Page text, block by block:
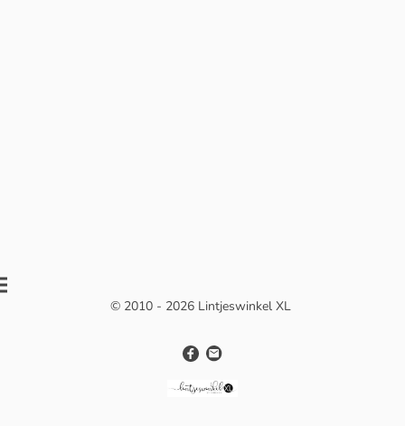
© 2010 - 2026 Lintjeswinkel XL